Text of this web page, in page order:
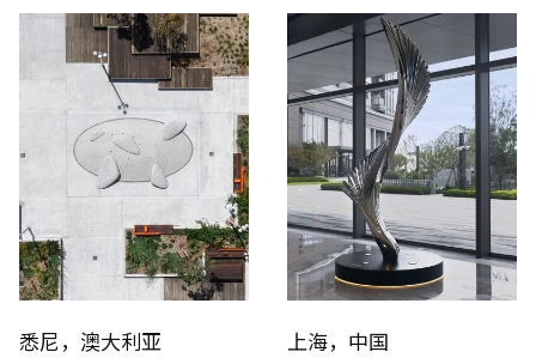
悉尼，澳大利亚 上海，中国